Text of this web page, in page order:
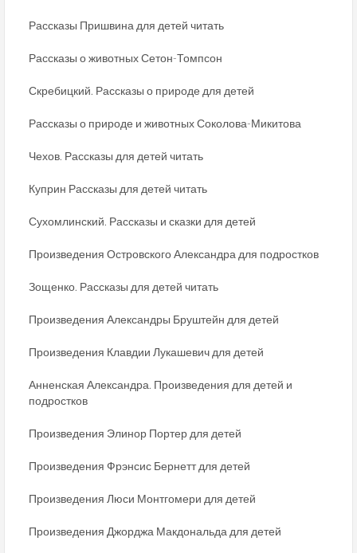
Рассказы Пришвина для детей читать
Рассказы о животных Сетон-Томпсон
Скребицкий. Рассказы о природе для детей
Рассказы о природе и животных Соколова-Микитова
Чехов. Рассказы для детей читать
Куприн Рассказы для детей читать
Сухомлинский. Рассказы и сказки для детей
Произведения Островского Александра для подростков
Зощенко. Рассказы для детей читать
Произведения Александры Бруштейн для детей
Произведения Клавдии Лукашевич для детей
Анненская Александра. Произведения для детей и
подростков
Произведения Элинор Портер для детей
Произведения Фрэнсис Бернетт для детей
Произведения Люси Монтгомери для детей
Произведения Джорджа Макдональда для детей